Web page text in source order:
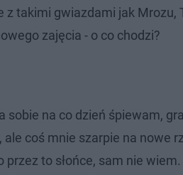
z takimi gwiazdami jak
zajęcia - o co chodzi?
na co dzień śpiewam,
coś mnie szarpie na nowe
to słońce, sam nie